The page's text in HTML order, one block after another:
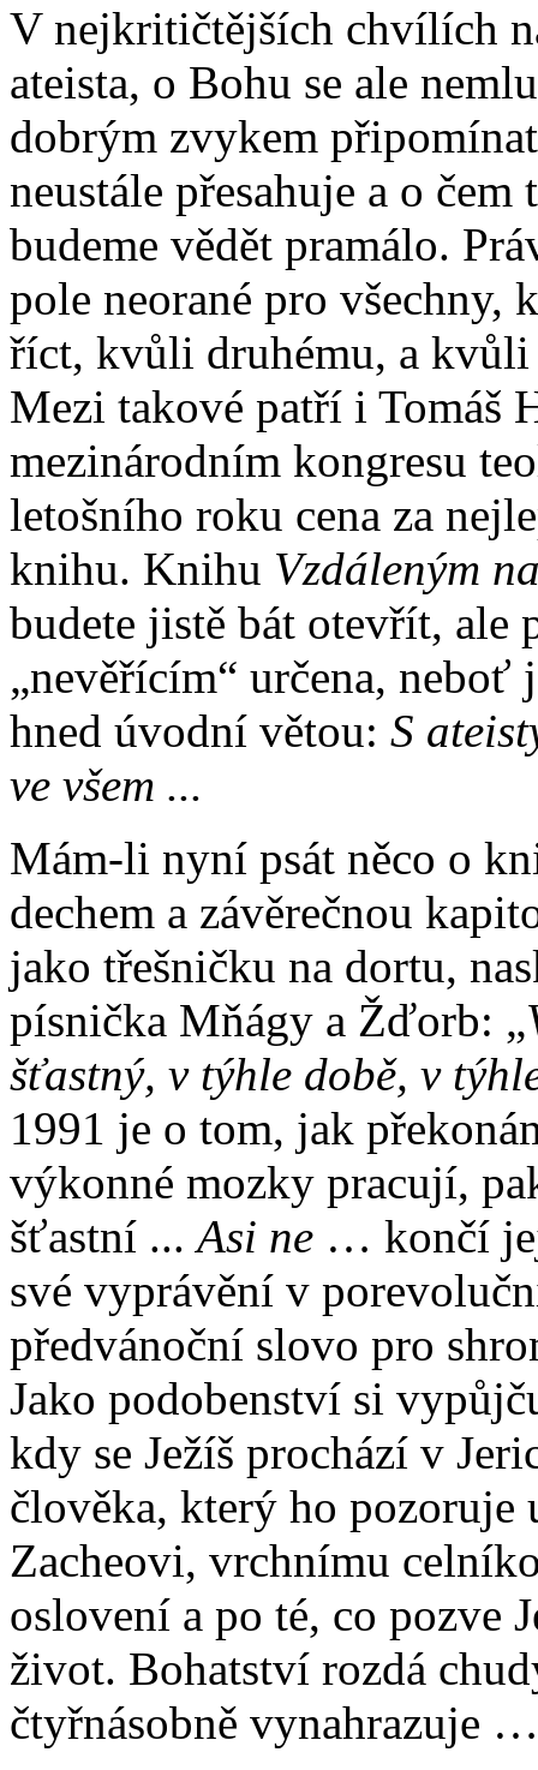
V nejkritičtějších chvílích
ateista, o Bohu se ale
dobrým zvykem
neustále přesahuje a o
budeme vědět pramálo.
pole neorané pro všechny,
říct, kvůli druhému, a kvůli
Mezi takové patří i Tomáš
mezinárodním kongresu
letošního roku cena za
knihu. Knihu Vzdáleným
budete jistě bát otevřít, ale
„nevěřícím“ určena, neboť
hned úvodní větou: S
ve všem ...
Mám-li nyní psát něco o
dechem a závěrečnou
jako třešničku na dortu,
písnička Mňágy a Žďorb: „
šťastný, v týhle době, v
1991 je o tom, jak
výkonné mozky pracují,
šťastní ...Asi ne … končí
své vyprávění v
předvánoční slovo pro
Jako podobenství si
kdy se Ježíš prochází v
člověka, který ho
Zacheovi, vrchnímu
oslovení a po té, co pozve
život. Bohatství rozdá
čtyřnásobně vynahrazuje